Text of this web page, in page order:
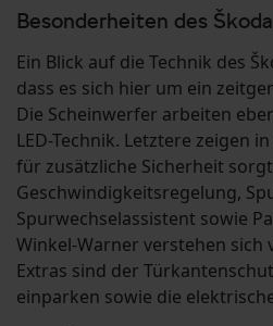
Besonderheiten des
Ein Blick auf die Technik des
dass es sich hier um ein
Die Scheinwerfer arbeiten
LED-Technik. Letztere zeigen
für zusätzliche Sicherheit
Geschwindigkeitsregelung,
Spurwechselassistent sowie
Winkel-Warner verstehen sich
Extras sind der
einparken sowie die